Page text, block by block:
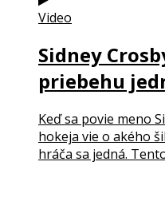
Video
Sidney
priebehu
Keď sa povie meno
hokeja vie o akého
hráča sa jedná.